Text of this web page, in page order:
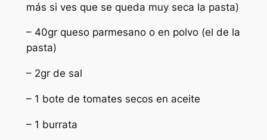
más si ves que se queda muy seca la pasta)
– 40gr ⁠queso parmesano o en polvo (el de la
pasta)
– 2gr de sal
– ⁠1 bote de tomates secos en aceite
– ⁠1 burrata